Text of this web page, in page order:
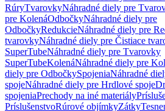
RúryTvarovkyNáhradné diely pre
pre KolenáOdbočkyNáhradné diely pre
OdbočkyRedukcieNáhradné diely pre
tvarovkyNáhradné diely pre Čistiace
SuperTubeNáhradné diely pre Tvarovky
SuperTubeKolenáNáhradné diely pre
diely pre OdbočkySpojeniaNáhradné
spojeNáhradné diely pre Hrdlové spoje
spojeniaPrechody na iné materiály
PríslušenstvoRúrové objímkyZátky